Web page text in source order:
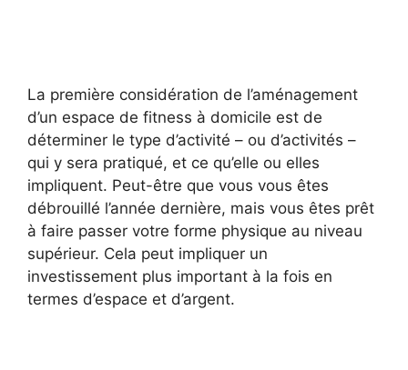
La première considération de l’aménagement
d’un espace de fitness à domicile est de
déterminer le type d’activité – ou d’activités –
qui y sera pratiqué, et ce qu’elle ou elles
impliquent. Peut-être que vous vous êtes
débrouillé l’année dernière, mais vous êtes prêt
à faire passer votre forme physique au niveau
supérieur. Cela peut impliquer un
investissement plus important à la fois en
termes d’espace et d’argent.